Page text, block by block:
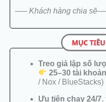
MMO
Triệu
lượng
—– Khách hàng chia
Treo giả lập số
25–30 tài
/ Nox /
Ưu tiên chạy 24/7,